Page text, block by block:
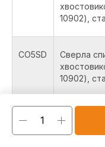
10902),
CO5SD
Сверла
10902),
CO8SD
Сверла
10902),